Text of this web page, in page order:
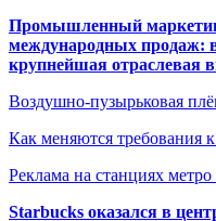
Промышленный
международных продаж:
крупнейшая отраслевая
Воздушно-пузырьковая
Как меняются требования
Реклама на станциях
Starbucks оказался в